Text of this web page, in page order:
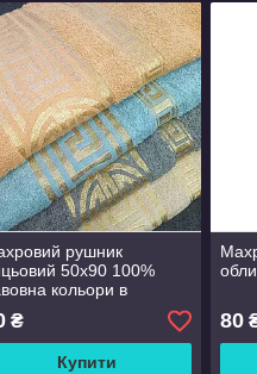
рушник
50х90 100%
кольори в
Рушники для
махрові Лицьовий
₴
Купити
80